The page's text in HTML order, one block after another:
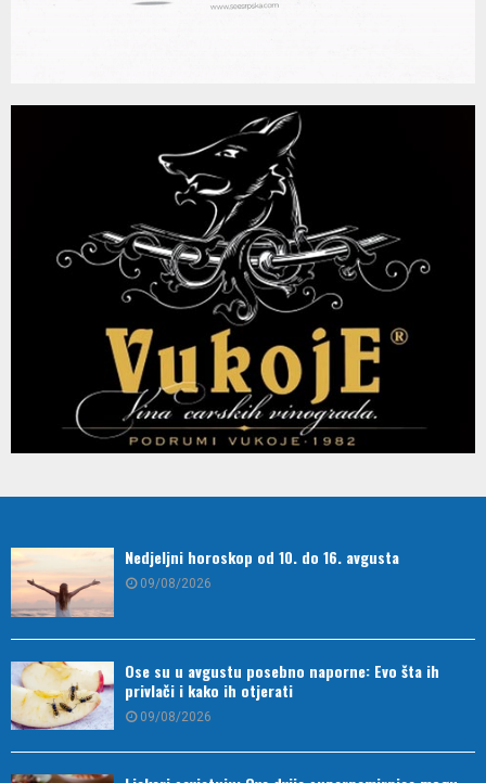
Nedjeljni horoskop od 10. do 16. avgusta
09/08/2026
Ose su u avgustu posebno naporne: Evo šta ih
privlači i kako ih otjerati
09/08/2026